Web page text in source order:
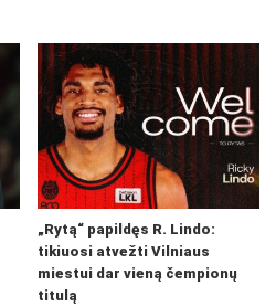
„Rytą“ papildęs R. Lindo:
tikiuosi atvežti Vilniaus
miestui dar vieną čempionų
titulą